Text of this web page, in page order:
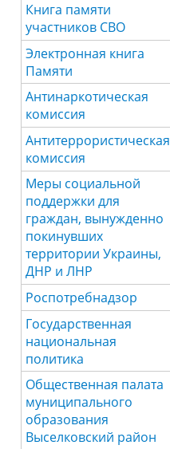
Книга памяти
участников СВО
Электронная книга
Памяти
Антинаркотическая
комиссия
Антитеррористическая
комиссия
Меры социальной
поддержки для
граждан, вынужденно
покинувших
территории Украины,
ДНР и ЛНР
Роспотребнадзор
Государственная
национальная
политика
Общественная палата
муниципального
образования
Выселковский район